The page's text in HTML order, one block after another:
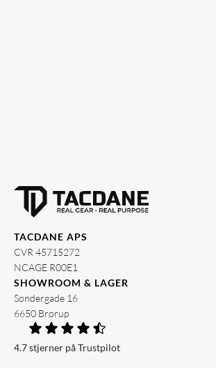
TACDANE APS
CVR 45715272
NCAGE R00E1
SHOWROOM & LAGER
Søndergade 16
6650 Brørup
4.7 stjerner på Trustpilot